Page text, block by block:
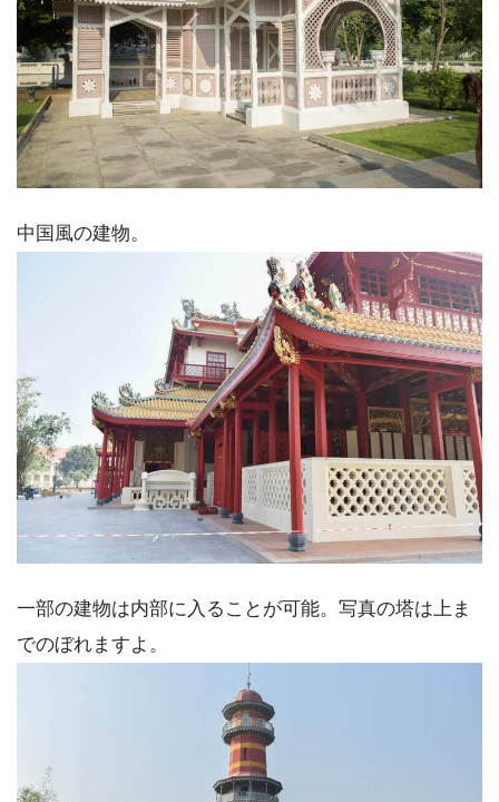
中国風の建物。
一部の建物は内部に入ることが可能。写真の塔は上ま
でのぼれますよ。